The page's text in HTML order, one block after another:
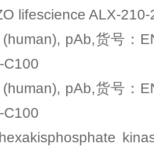
lifescience ALX-
pAb,货号：
C100
pAb,货号：
C100